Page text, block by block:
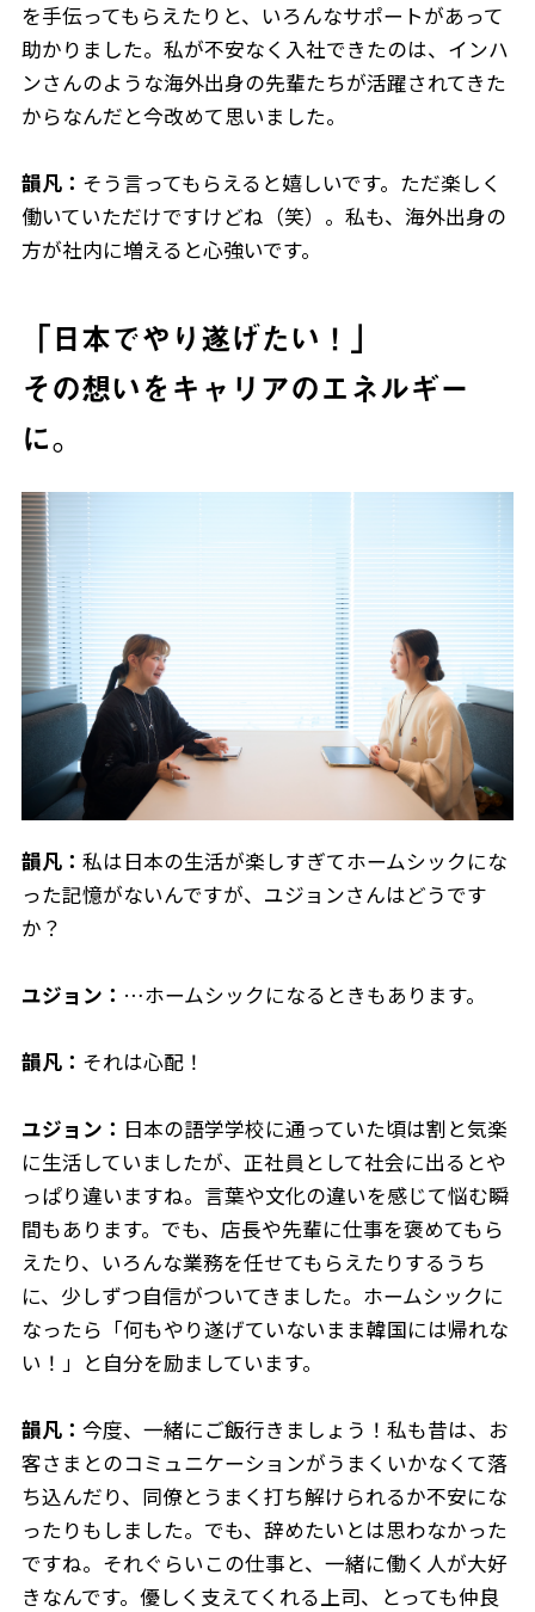
Play fashion!
JP EN
を手伝ってもらえたりと、いろんなサポートがあって
助かりました。私が不安なく入社できたのは、インハ
ンさんのような海外出身の先輩たちが活躍されてきた
からなんだと今改めて思いました。
韻凡： そう言ってもらえると嬉しいです。ただ楽しく
働いていただけですけどね（笑）。私も、海外出身の
方が社内に増えると心強いです。
「日本でやり遂げたい！」
その想いをキャリアのエネルギー
に。
韻凡： 私は日本の生活が楽しすぎてホームシックにな
った記憶がないんですが、ユジョンさんはどうです
か？
ユジョン： …ホームシックになるときもあります。
韻凡： それは心配！
ユジョン： 日本の語学学校に通っていた頃は割と気楽
に生活していましたが、正社員として社会に出るとや
っぱり違いますね。言葉や文化の違いを感じて悩む瞬
間もあります。でも、店長や先輩に仕事を褒めてもら
えたり、いろんな業務を任せてもらえたりするうち
に、少しずつ自信がついてきました。ホームシックに
なったら「何もやり遂げていないまま韓国には帰れな
い！」と自分を励ましています。
韻凡： 今度、一緒にご飯行きましょう！私も昔は、お
客さまとのコミュニケーションがうまくいかなくて落
ち込んだり、同僚とうまく打ち解けられるか不安にな
ったりもしました。でも、辞めたいとは思わなかった
ですね。それぐらいこの仕事と、一緒に働く人が大好
きなんです。優しく支えてくれる上司、とっても仲良